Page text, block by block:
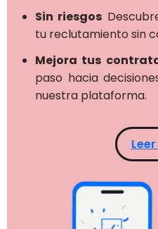
Sin riesgos
tu reclutamiento sin
Mejora tus
paso hacia
nuestra plataforma.